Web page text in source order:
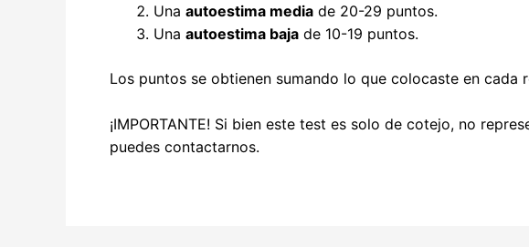
Una autoestima media de 20-29 puntos.
Una autoestima baja de 10-19 puntos.
Los puntos se obtienen sumando lo que colocaste en cada
¡IMPORTANTE! Si bien este test es solo de cotejo, no
puedes contactarnos.